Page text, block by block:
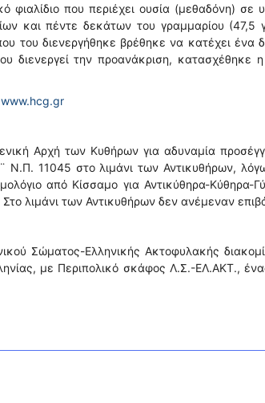
φιαλίδιο που περιέχει ουσία (μεθαδόνη) σε
και πέντε δεκάτων του γραμμαρίου (47,5
του διενεργήθηκε βρέθηκε να κατέχει ένα
διενεργεί την προανάκριση, κατασχέθηκε
www.hcg.gr
Αρχή των Κυθήρων για αδυναμία
11045 στο λιμάνι των Αντικυθήρων,
από Κίσσαμο για Αντικύθηρα-Κύθηρα-
λιμάνι των Αντικυθήρων δεν ανέμεναν
Σώματος-Ελληνικής Ακτοφυλακής
με Περιπολικό σκάφος Λ.Σ.-ΕΛ.ΑΚΤ.,